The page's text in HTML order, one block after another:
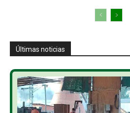
Últimas noticias